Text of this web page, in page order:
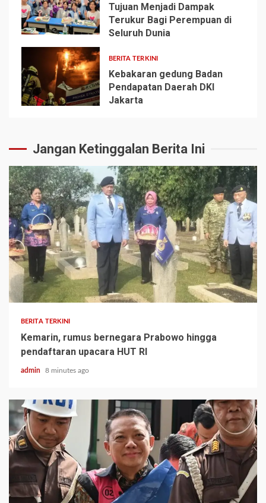
4
Tujuan Menjadi Dampak
Terukur Bagi Perempuan di
Seluruh Dunia
5
BERITA TERKINI
Kebakaran gedung Badan
Pendapatan Daerah DKI
Jakarta
Jangan Ketinggalan Berita Ini
BERITA TERKINI
Kemarin, rumus bernegara Prabowo hingga
pendaftaran upacara HUT RI
admin 8 minutes ago